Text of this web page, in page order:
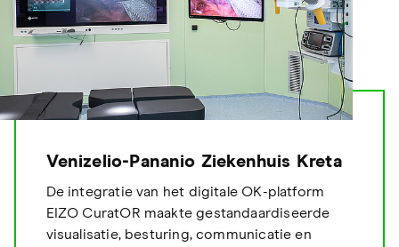
Venizelio-Pananio Ziekenhuis Kreta
De integratie van het digitale OK-platform
EIZO CuratOR maakte gestandaardiseerde
visualisatie, besturing, communicatie en